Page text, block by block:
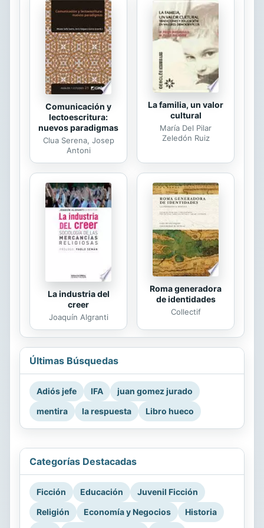
diversos factores competitivos. Todo
ello con el objetivo de facilitar
conocimiento y la toma de
decisiones por parte de empresas,
entidades y administraciones
públicas, y contribuir al desarrollo de
un tejido...
Comunicación y
lectoescritura:
nuevos paradigmas
Clua Serena, Josep
Antoni
La familia, un valor
cultural
María Del Pilar
Zeledón Ruiz
La industria del
creer
Joaquín Algranti
Roma generadora
de identidades
Collectif
Últimas Búsquedas
Adiós jefe IFA
juan gomez jurado
mentira
la respuesta Libro hueco
Categorías Destacadas
Ficción Educación
Juvenil Ficción
Religión
Economía y Negocios
Historia